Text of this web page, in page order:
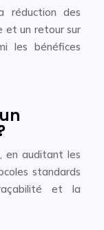
réduction des
et un retour sur
les bénéfices
en auditant les
standards
et la